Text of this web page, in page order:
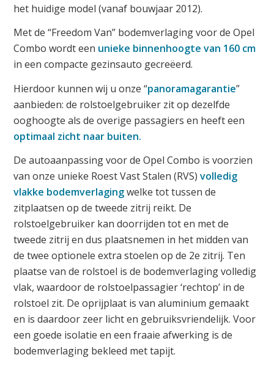
het huidige model (vanaf bouwjaar 2012).
Met de “Freedom Van” bodemverlaging voor de Opel
Combo wordt een unieke binnenhoogte van 160 cm
in een compacte gezinsauto gecreëerd.
Hierdoor kunnen wij u onze “panoramagarantie”
aanbieden: de rolstoelgebruiker zit op dezelfde
ooghoogte als de overige passagiers en heeft een
optimaal zicht naar buiten.
De autoaanpassing voor de Opel Combo is voorzien
van onze unieke Roest Vast Stalen (RVS)volledig
vlakke bodemverlagingwelke tot tussen de
zitplaatsen op de tweede zitrij reikt. De
rolstoelgebruiker kan doorrijden tot en met de
tweede zitrij en dus plaatsnemen in het midden van
de twee optionele extra stoelen op de 2e zitrij. Ten
plaatse van de rolstoel is de bodemverlaging volledig
vlak, waardoor de rolstoelpassagier ‘rechtop’ in de
rolstoel zit. De oprijplaat is van aluminium gemaakt
en is daardoor zeer licht en gebruiksvriendelijk. Voor
een goede isolatie en een fraaie afwerking is de
bodemverlaging bekleed met tapijt.